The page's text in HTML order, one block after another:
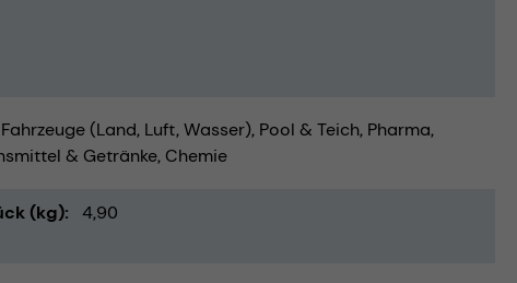
Fahrzeuge (Land, Luft, Wasser) Pool & Teich Pharma
& Getränke Chemie
(kg) 4,90